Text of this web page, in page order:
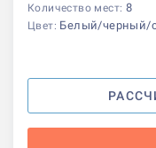
Количество мест: 8
Цвет: Белый/черный/